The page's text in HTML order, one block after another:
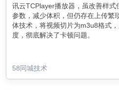
讯云TCPlayer播放器，虽改善样式
参数，减少体积，但仍存在上传繁
体技术，将视频切片为m3u8格式
度，彻底解决了卡顿问题。
58同城技术